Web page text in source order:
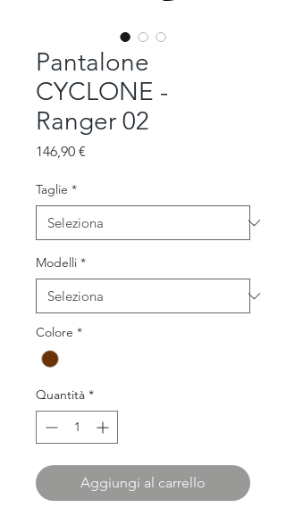
Pantalone
CYCLONE -
Ranger 02
146,90 €
Taglie *
Modelli *
Colore *
Quantità *
Aggiungi al carrello